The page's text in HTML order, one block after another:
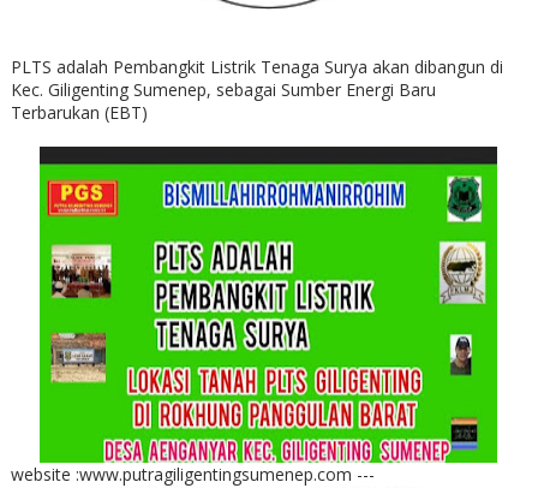
PLTS adalah Pembangkit Listrik Tenaga Surya akan dibangun di
Kec. Giligenting Sumenep, sebagai Sumber Energi Baru
Terbarukan (EBT)
website :www.putragiligentingsumenep.com ---